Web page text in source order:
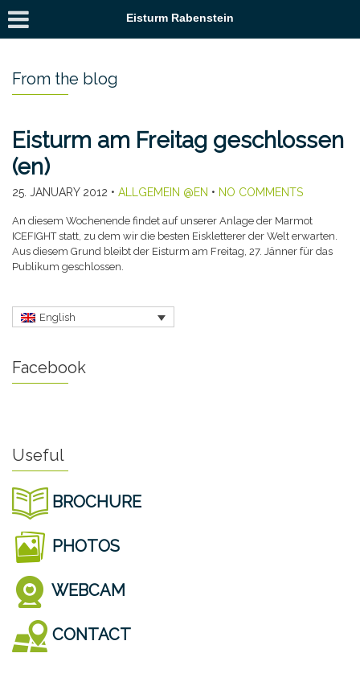
Eisturm Rabenstein
From the blog
Eisturm am Freitag geschlossen
(en)
25. JANUARY 2012 • ALLGEMEIN @EN • NO COMMENTS
An diesem Wochenende findet auf unserer Anlage der Marmot
ICEFIGHT statt, zu dem wir die besten Eiskletterer der Welt erwarten.
Aus diesem Grund bleibt der Eisturm am Freitag, 27. Jänner für das
Publikum geschlossen.
English
Facebook
Useful
BROCHURE
PHOTOS
WEBCAM
CONTACT